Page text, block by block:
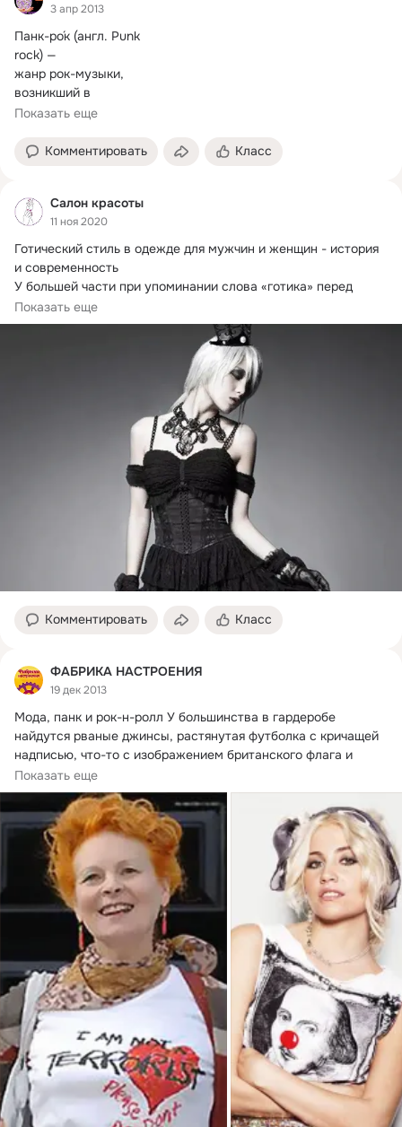
3 апр 2013
Панк-ро́к (англ. Punk
rock) —
жанр рок-музыки,
возникший в
середине 1970-х годов в
чуть позже, в
Показать еще
Комментировать Класс
Салон красоты
11 ноя 2020
Готический стиль в одежде для мужчин и женщин - история
и современность
У большей части при упоминании слова «готика» перед
глазами...
Показать еще
Комментировать Класс
ФАБРИКА НАСТРОЕНИЯ
19 дек 2013
Мода, панк и рок-н-ролл У большинства в гардеробе
найдутся рваные джинсы, растянутая футболка с кричащей
надписью, что-то с изображением британского флага и
"убитые"кеды.
Показать еще